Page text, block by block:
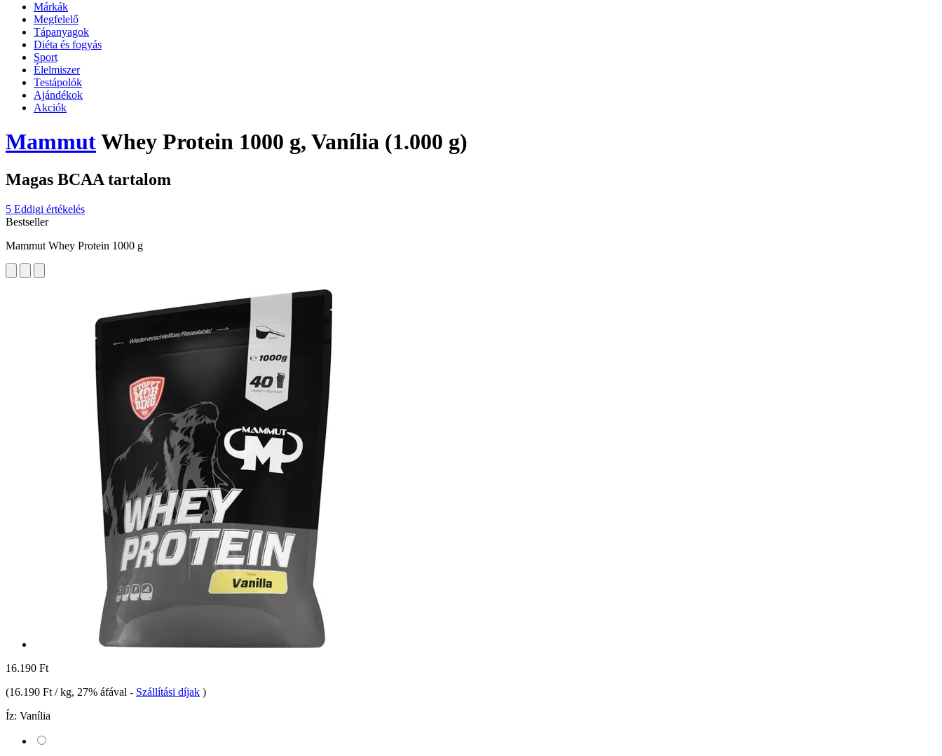
Márkák
Megfelelő
Tápanyagok
Diéta és fogyás
Sport
Élelmiszer
Testápolók
Ajándékok
Akciók
MammutWhey Protein 1000 g, Vanília (1.000 g)
Magas BCAA tartalom
5 Eddigi értékelés
Bestseller
Mammut Whey Protein 1000 g
16.190 Ft
(16.190 Ft / kg, 27% áfával - Szállítási díjak )
Íz: Vanília